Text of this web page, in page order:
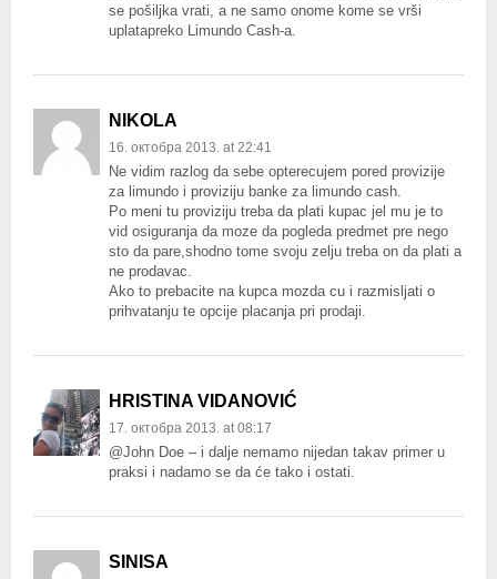
se pošiljka vrati, a ne samo onome kome se vrši
uplatapreko Limundo Cash-a.
NIKOLA
16. октобра 2013. at 22:41
Ne vidim razlog da sebe opterecujem pored provizije
za limundo i proviziju banke za limundo cash.
Po meni tu proviziju treba da plati kupac jel mu je to
vid osiguranja da moze da pogleda predmet pre nego
sto da pare,shodno tome svoju zelju treba on da plati a
ne prodavac.
Ako to prebacite na kupca mozda cu i razmisljati o
prihvatanju te opcije placanja pri prodaji.
HRISTINA VIDANOVIĆ
17. октобра 2013. at 08:17
@John Doe – i dalje nemamo nijedan takav primer u
praksi i nadamo se da će tako i ostati.
SINISA